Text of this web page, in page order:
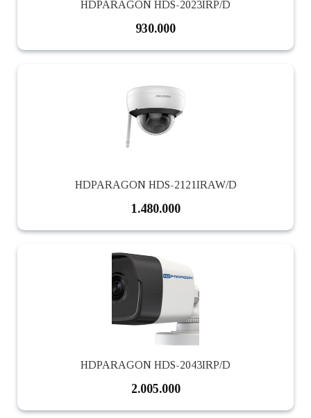
HDPARAGON HDS-2023IRP/D
930.000
HDPARAGON HDS-2121IRAW/D
1.480.000
HDPARAGON HDS-2043IRP/D
2.005.000